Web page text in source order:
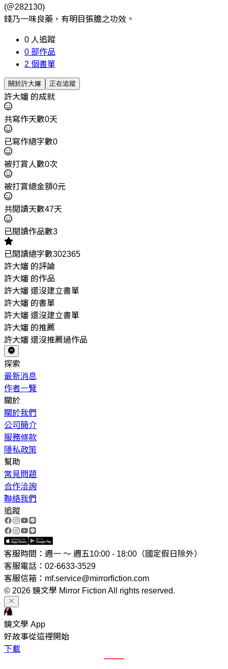
(＠282130)
錢乃一味良藥，有明目張膽之功效。
0 人追蹤
0 部作品
2 個書單
關於許大嬸 正在追蹤
許大嬸 的成就
共寫作天數0天
已寫作總字數0
被打賞人數0次
被打賞總金額0元
共閱讀天數47天
已閱讀作品數3
已閱讀總字數302365
許大嬸 的評論
許大嬸 的作品
許大嬸 還沒建立書單
許大嬸 的書單
許大嬸 還沒建立書單
許大嬸 的推薦
許大嬸 還沒推薦過作品
探索
最新消息
作者一覽
關於
關於我們
公司簡介
服務條款
隱私政策
幫助
常見問題
合作洽詢
聯絡我們
追蹤
客服時間：週一 ～ 週五10:00 - 18:00（國定假日除外）
客服電話：02-6633-3529
客服信箱：mf.service@mirrorfiction.com
© 2026 鏡文學 Mirror Fiction All rights reserved.
鏡文學 App
好故事從這裡開始
下載